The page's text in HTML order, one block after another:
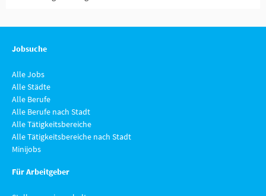
Jobsuche
Alle Jobs
Alle Städte
Alle Berufe
Alle Berufe nach Stadt
Alle Tätigkeitsbereiche
Alle Tätigkeitsbereiche nach Stadt
Minijobs
Für Arbeitgeber